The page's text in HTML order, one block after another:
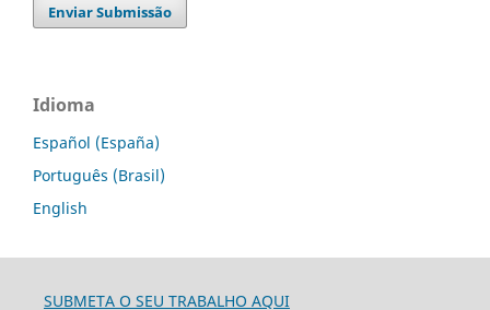
Enviar Submissão
Idioma
Español (España)
Português (Brasil)
English
SUBMETA O SEU TRABALHO AQUI